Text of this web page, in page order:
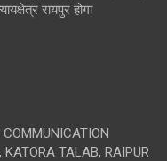
रायपुर होगा
KATORA TALAB, RAIPUR